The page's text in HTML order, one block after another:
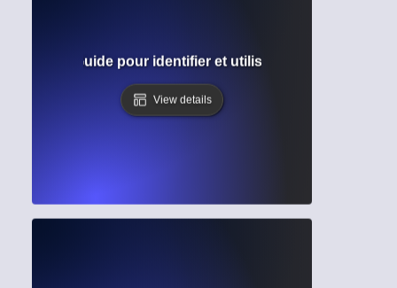
? Guide pour identifier et utiliser les matériaux de
View details